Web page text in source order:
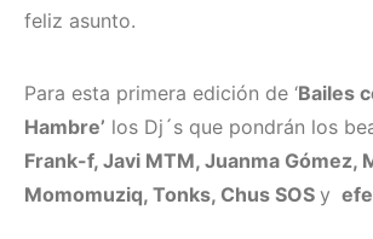
feliz asunto.
Para esta primera edición de ‘Bailes
Hambre’ los Dj´s que pondrán los
Frank-f, Javi MTM, Juanma Gómez,
Momomuziq, Tonks, Chus SOS y